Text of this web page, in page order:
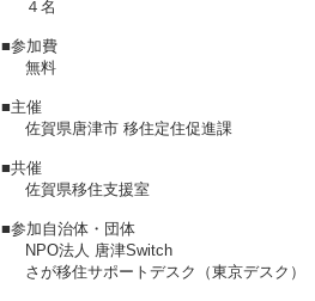
４名
■参加費
無料
■主催
佐賀県唐津市 移住定住促進課
■共催
佐賀県移住支援室
■参加自治体・団体
NPO法人 唐津Switch
さが移住サポートデスク（東京デスク）